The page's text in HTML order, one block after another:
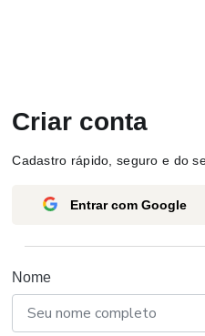
Criar conta
Cadastro rápido, seguro e do
Entrar com Google
Nome